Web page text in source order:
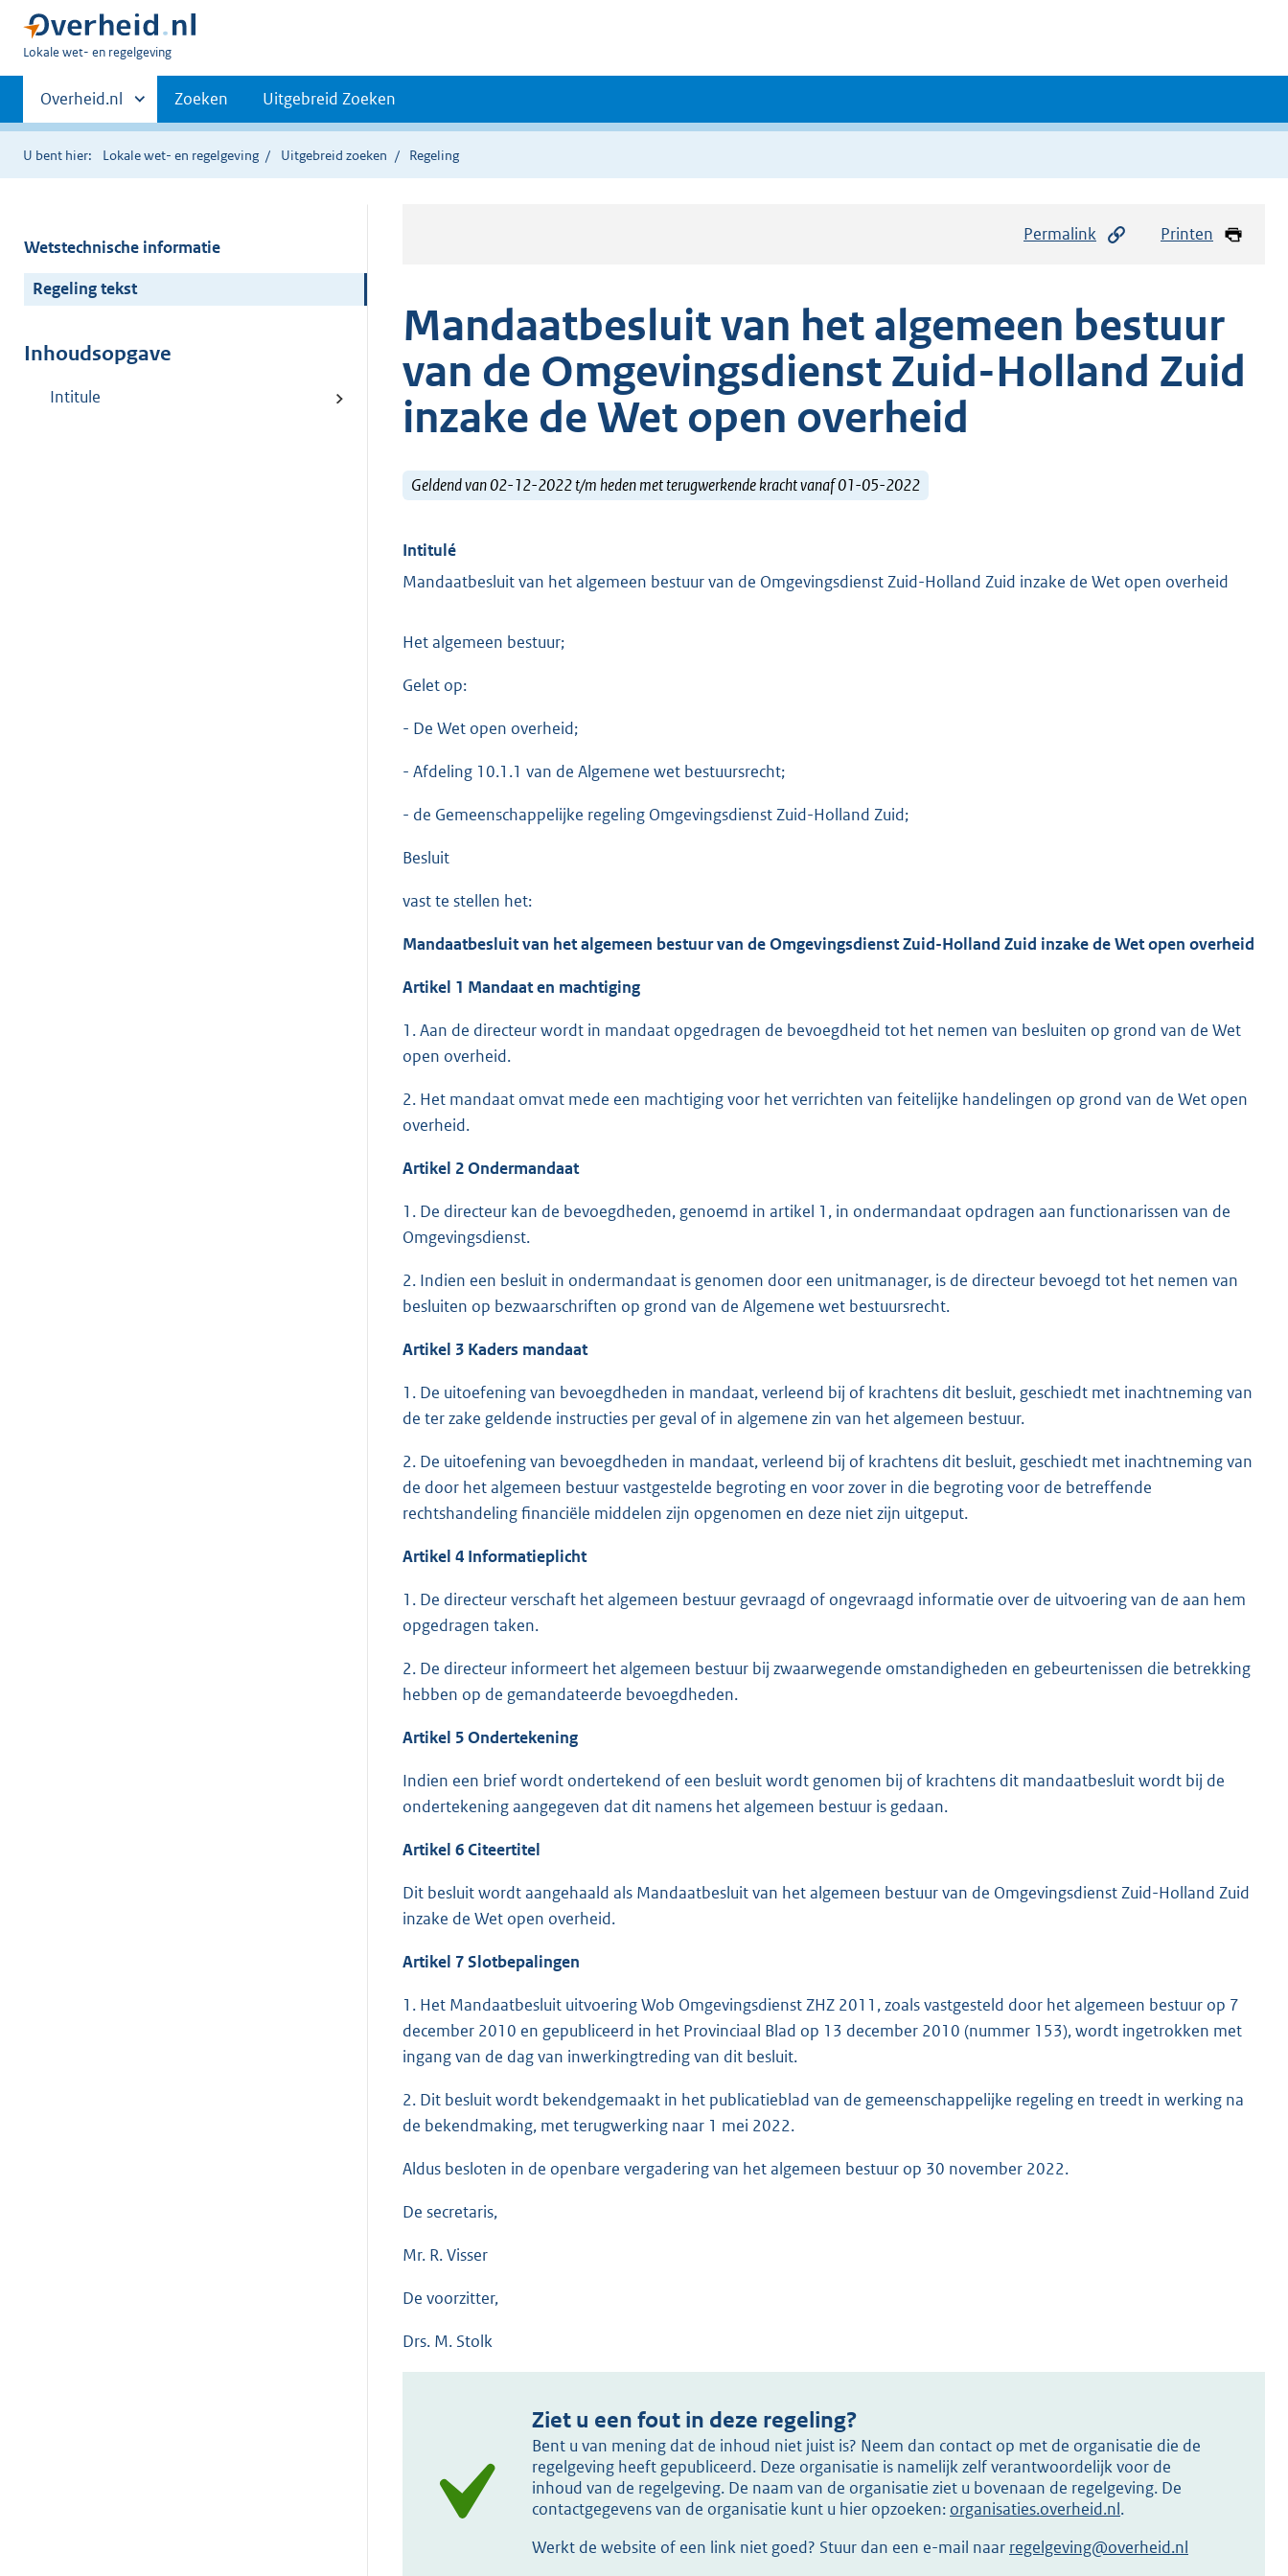
U
hier:
Lokale wet- en regelgeving
Primaire
navigatie
Andere
sites
binnen
Overheid.nl Zoeken Uitgebreid Zoeken
U bent hier: Lokale wet- en regelgeving Uitgebreid zoeken Regeling
Wetstechnische informatie
Regeling tekst
Inhoudsopgave
Intitule
Permalink Printen
Mandaatbesluit van het algemeen bestuur
van de Omgevingsdienst Zuid-Holland Zuid
inzake de Wet open overheid
Geldend van 02-12-2022 t/m heden met terugwerkende kracht vanaf 01-05-2022
Intitulé
Mandaatbesluit van het algemeen bestuur van de Omgevingsdienst Zuid-Holland Zuid inzake de Wet open overheid
Het algemeen bestuur;
Gelet op:
- De Wet open overheid;
- Afdeling 10.1.1 van de Algemene wet bestuursrecht;
- de Gemeenschappelijke regeling Omgevingsdienst Zuid-Holland Zuid;
Besluit
vast te stellen het:
Mandaatbesluit van het algemeen bestuur van de Omgevingsdienst Zuid-Holland Zuid inzake de Wet open overheid
Artikel 1 Mandaat en machtiging
1. Aan de directeur wordt in mandaat opgedragen de bevoegdheid tot het nemen van besluiten op grond van de Wet
open overheid.
2. Het mandaat omvat mede een machtiging voor het verrichten van feitelijke handelingen op grond van de Wet open
overheid.
Artikel 2 Ondermandaat
1. De directeur kan de bevoegdheden, genoemd in artikel 1, in ondermandaat opdragen aan functionarissen van de
Omgevingsdienst.
2. Indien een besluit in ondermandaat is genomen door een unitmanager, is de directeur bevoegd tot het nemen van
besluiten op bezwaarschriften op grond van de Algemene wet bestuursrecht.
Artikel 3 Kaders mandaat
1. De uitoefening van bevoegdheden in mandaat, verleend bij of krachtens dit besluit, geschiedt met inachtneming van
de ter zake geldende instructies per geval of in algemene zin van het algemeen bestuur.
2. De uitoefening van bevoegdheden in mandaat, verleend bij of krachtens dit besluit, geschiedt met inachtneming van
de door het algemeen bestuur vastgestelde begroting en voor zover in die begroting voor de betreffende
rechtshandeling financiële middelen zijn opgenomen en deze niet zijn uitgeput.
Artikel 4 Informatieplicht
1. De directeur verschaft het algemeen bestuur gevraagd of ongevraagd informatie over de uitvoering van de aan hem
opgedragen taken.
2. De directeur informeert het algemeen bestuur bij zwaarwegende omstandigheden en gebeurtenissen die betrekking
hebben op de gemandateerde bevoegdheden.
Artikel 5 Ondertekening
Indien een brief wordt ondertekend of een besluit wordt genomen bij of krachtens dit mandaatbesluit wordt bij de
ondertekening aangegeven dat dit namens het algemeen bestuur is gedaan.
Artikel 6 Citeertitel
Dit besluit wordt aangehaald als Mandaatbesluit van het algemeen bestuur van de Omgevingsdienst Zuid-Holland Zuid
inzake de Wet open overheid.
Artikel 7 Slotbepalingen
1. Het Mandaatbesluit uitvoering Wob Omgevingsdienst ZHZ 2011, zoals vastgesteld door het algemeen bestuur op 7
december 2010 en gepubliceerd in het Provinciaal Blad op 13 december 2010 (nummer 153), wordt ingetrokken met
ingang van de dag van inwerkingtreding van dit besluit.
2. Dit besluit wordt bekendgemaakt in het publicatieblad van de gemeenschappelijke regeling en treedt in werking na
de bekendmaking, met terugwerking naar 1 mei 2022.
Aldus besloten in de openbare vergadering van het algemeen bestuur op 30 november 2022.
De secretaris,
Mr. R. Visser
De voorzitter,
Drs. M. Stolk
Ziet u een fout in deze regeling?
Bent u van mening dat de inhoud niet juist is? Neem dan contact op met de organisatie die de
regelgeving heeft gepubliceerd. Deze organisatie is namelijk zelf verantwoordelijk voor de
inhoud van de regelgeving. De naam van de organisatie ziet u bovenaan de regelgeving. De
contactgegevens van de organisatie kunt u hier opzoeken: organisaties.overheid.nl.
Werkt de website of een link niet goed? Stuur dan een e-mail naar regelgeving@overheid.nl